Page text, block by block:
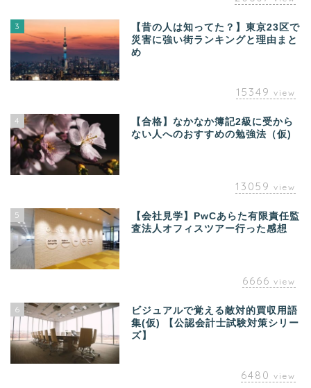
3
【昔の人は知ってた？】東京23区で
災害に強い街ランキングと理由まと
め
15349 view
4
【合格】なかなか簿記2級に受から
ない人へのおすすめの勉強法（仮)
13059 view
5
【会社見学】PwCあらた有限責任監
査法人オフィスツアー行った感想
6666 view
6
ビジュアルで覚える敵対的買収用語
集(仮) 【公認会計士試験対策シリー
ズ】
6480 view